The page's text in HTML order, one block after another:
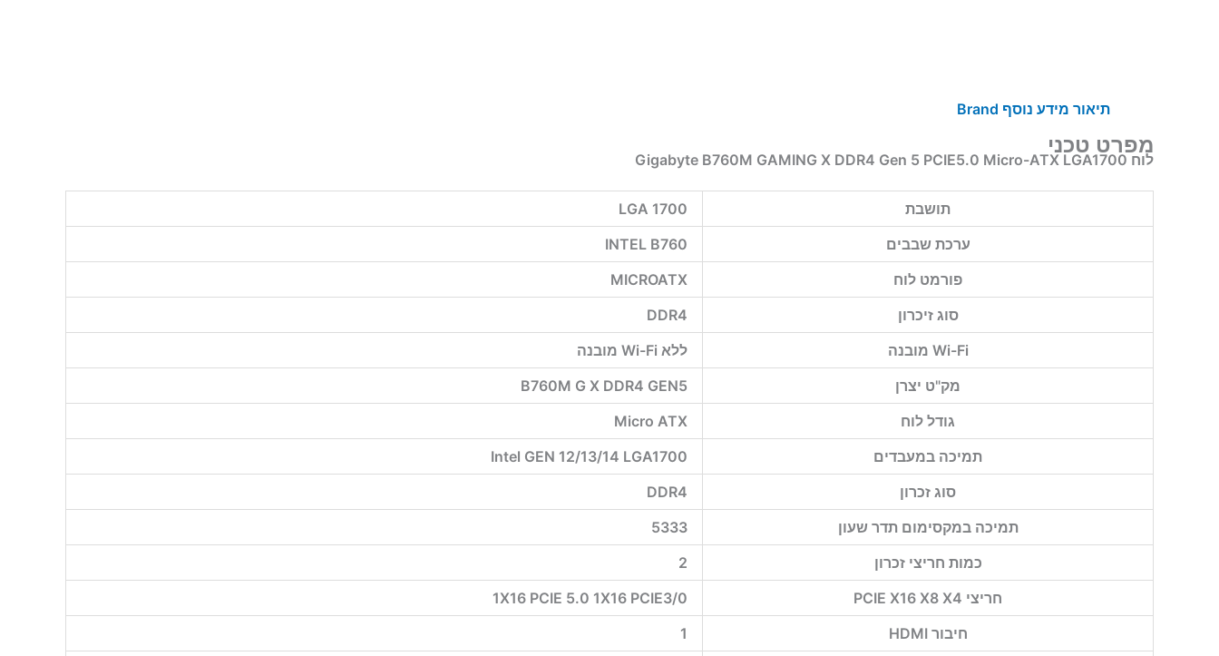
תיאור מידע נוסף Brand
מפרט טכני
לוח Gigabyte B760M GAMING X DDR4 Gen 5 PCIE5.0 Micro-ATX LGA1700
תושבת
LGA 1700
ערכת שבבים
INTEL B760
פורמט לוח
MICROATX
סוג זיכרון
DDR4
Wi-Fi מובנה
ללא Wi-Fi מובנה
מק"ט יצרן
B760M G X DDR4 GEN5
גודל לוח
Micro ATX
תמיכה במעבדים
Intel GEN 12/13/14 LGA1700
סוג זכרון
DDR4
תמיכה במקסימום תדר שעון
5333
כמות חריצי זכרון
2
חריצי PCIE X16 X8 X4
1X16 PCIE 5.0 1X16 PCIE3/0
חיבור HDMI
1